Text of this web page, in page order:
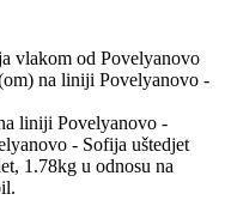
vlakom od Povelyanovo
na liniji Povelyanovo -
liniji Povelyanovo -
- Sofija uštedjet
1.78kg u odnosu na